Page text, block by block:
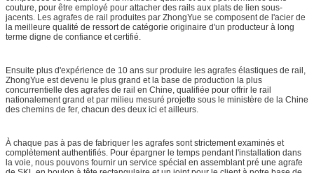
couture, pour être employé pour attacher des rails aux plats de lien sous-
jacents. Les agrafes de rail produites par ZhongYue se composent de l'acier de
la meilleure qualité de ressort de catégorie originaire d'un producteur à long
terme digne de confiance et certifié.
Ensuite plus d'expérience de 10 ans sur produire les agrafes élastiques de rail,
ZhongYue est devenu le plus grand et la base de production la plus
concurrentielle des agrafes de rail en Chine, qualifiée pour offrir le rail
nationalement grand et par milieu mesuré projette sous le ministère de la Chine
des chemins de fer, chacun des deux ici et ailleurs.
À chaque pas à pas de fabriquer les agrafes sont strictement examinés et
complètement authentifiés. Pour épargner le temps pendant l'installation dans
la voie, nous pouvons fournir un service spécial en assemblant pré une agrafe